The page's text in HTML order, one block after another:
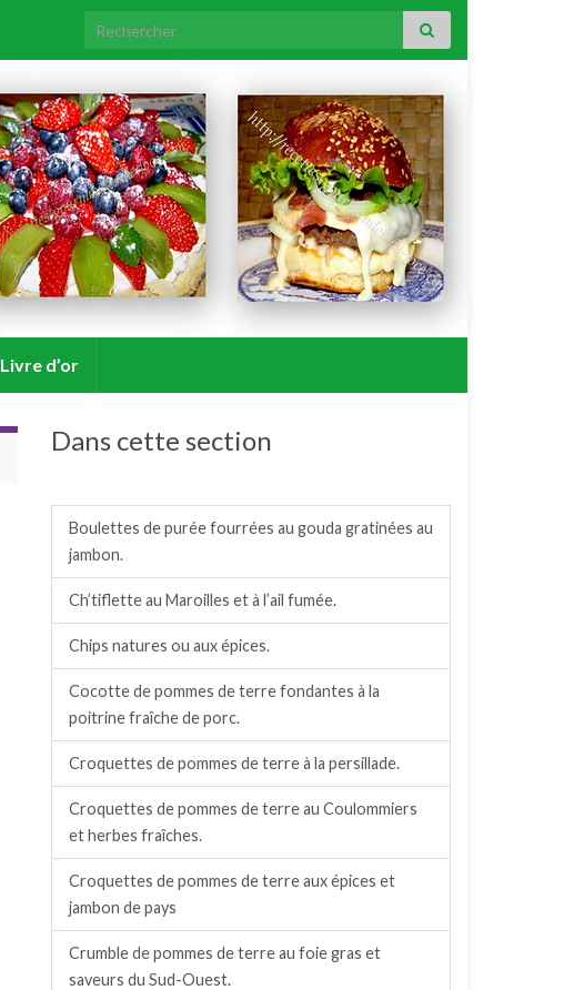
Search for:
Livre d’or
Dans cette section
Boulettes de purée fourrées au gouda gratinées au
jambon.
Ch’tiflette au Maroilles et à l’ail fumée.
Chips natures ou aux épices.
Cocotte de pommes de terre fondantes à la
poitrine fraîche de porc.
Croquettes de pommes de terre à la persillade.
Croquettes de pommes de terre au Coulommiers
et herbes fraîches.
Croquettes de pommes de terre aux épices et
jambon de pays
Crumble de pommes de terre au foie gras et
saveurs du Sud-Ouest.